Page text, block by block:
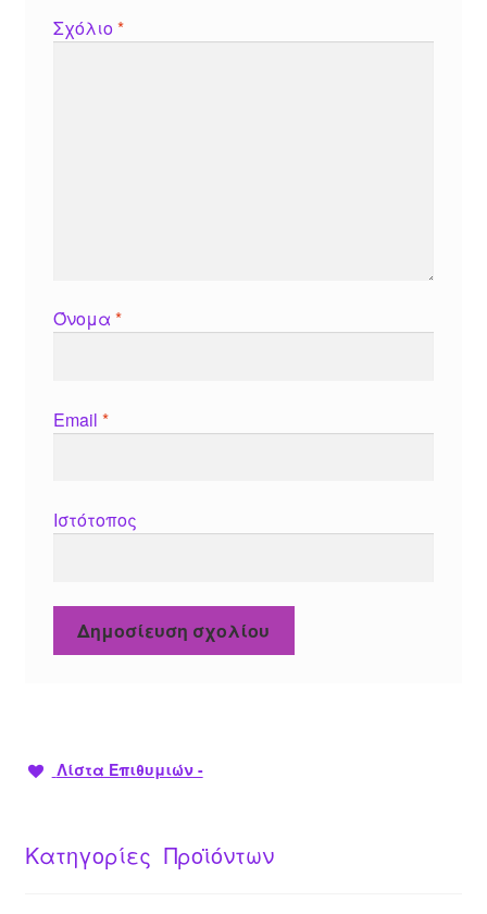
Σχόλιο*
Όνομα *
Email *
Ιστότοπος
Λίστα Επιθυμιών -
Κατηγορίες Προϊόντων